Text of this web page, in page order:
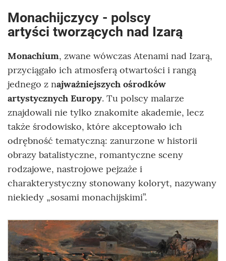
Monachijczycy - polscy
artyści tworzących nad Izarą
Monachium, zwane wówczas Atenami nad Izarą,
przyciągało ich atmosferą otwartości i rangą
jednego z najważniejszych ośrodków
artystycznych Europy. Tu polscy malarze
znajdowali nie tylko znakomite akademie, lecz
także środowisko, które akceptowało ich
odrębność tematyczną: zanurzone w historii
obrazy batalistyczne, romantyczne sceny
rodzajowe, nastrojowe pejzaże i
charakterystyczny stonowany koloryt, nazywany
niekiedy „sosami monachijskimi”.